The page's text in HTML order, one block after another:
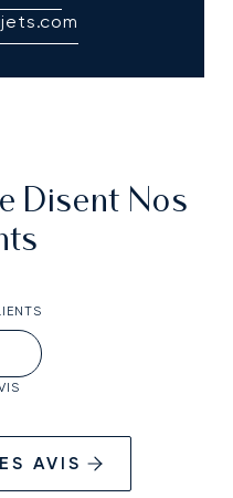
Disent Nos
AVIS